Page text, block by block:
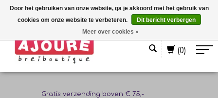
(0)
Gratis verzending boven € 75,-
Door het gebruiken van onze website, ga je akkoord met het gebruik van
cookies om onze website te verbeteren.
Dit bericht verbergen
Meer over cookies »